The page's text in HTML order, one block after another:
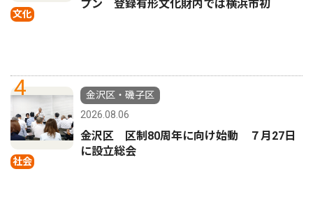
文化
プン 登録有形文化財内では横浜市初
4
社会
金沢区・磯子区
2026.08.06
金沢区 区制80周年に向け始動 ７月27日
に設立総会